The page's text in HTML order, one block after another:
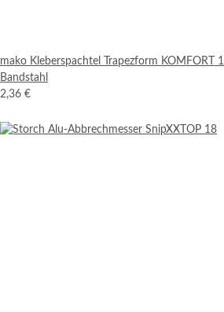
mako Kleberspachtel Trapezform KOMFORT
Bandstahl
2,36 €